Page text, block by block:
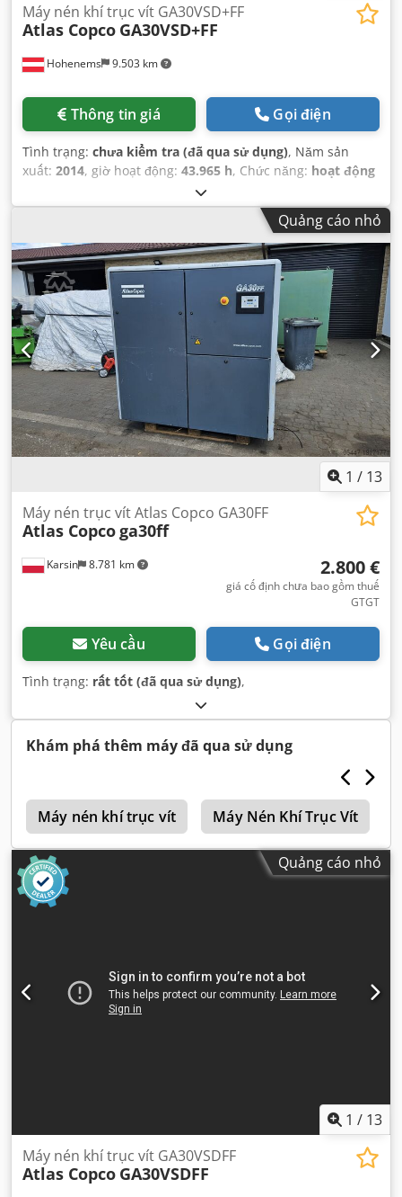
Hohenems 9.503 km
Máy nén khí trục vít GA30VSD+FF
Atlas Copco GA30VSD+FF
Thông tin giá Gọi điện
Tình trạng: chưa kiểm tra (đã qua sử dụng), Năm sản
xuất: 2014, giờ hoạt động: 43.965 h, Chức năng: hoạt động
Quảng cáo nhỏ
1 / 13
Karsin 8.781 km
Máy nén trục vít Atlas Copco GA30FF
Atlas Copcoga30ff
2.800 €
giá cố định chưa bao gồm thuế
GTGT
Yêu cầu Gọi điện
Tình trạng: rất tốt (đã qua sử dụng),
Khám phá thêm máy đã qua sử dụng
Máy nén khí trục vít Máy Nén Khí Trục Vít
Quảng cáo nhỏ
1 / 13
Máy nén khí trục vít GA30VSDFF
Atlas Copco GA30VSDFF